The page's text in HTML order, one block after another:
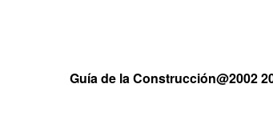
Guía de la Construcción@2002